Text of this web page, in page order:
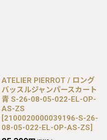
ATELIER PIERROT / ロング
バッスルジャンパースカート
青 S-26-08-05-022-EL-OP-
AS-ZS
[2100020000039196-S-26-
08-05-022-EL-OP-AS-ZS]